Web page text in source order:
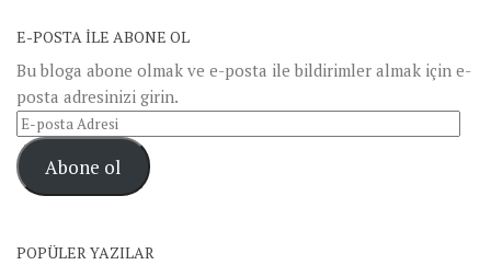
E-POSTA ILE ABONE OL
Bu bloga abone olmak ve e-posta ile bildirimler almak için e-
posta adresinizi girin.
E-
posta
AdresiAbone ol
POPÜLER YAZILAR